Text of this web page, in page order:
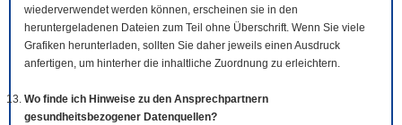
wiederverwendet werden können, erscheinen sie in den
heruntergeladenen Dateien zum Teil ohne Überschrift. Wenn Sie viele
Grafiken herunterladen, sollten Sie daher jeweils einen Ausdruck
anfertigen, um hinterher die inhaltliche Zuordnung zu erleichtern.
Wo finde ich Hinweise zu den Ansprechpartnern
gesundheitsbezogener Datenquellen?